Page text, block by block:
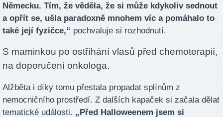
Německu. Tím, že věděla, že si může kdykoliv sednout
a opřít se, ušla paradoxně mnohem víc a pomáhalo to
také její fyzičce,“ pochvaluje si rozhodnutí.
S maminkou po ostříhání vlasů před chemoterapií,
na doporučení onkologa.
Alžběta i díky tomu přestala propadat splínům z
nemocničního prostředí. Z dalších kapaček si začala dělat
tematické události. „Před Halloweenem jsem si